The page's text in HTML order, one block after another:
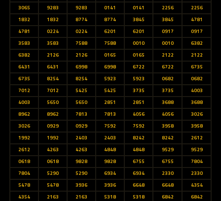
3065
9283 9283 0141 0141 2256
2256
1832
1832 8774 8774 3845 3845
4781
4781
0224 0224 6201 6201 0917
0917
3583
3583 7588 7588 0010 0010
6382
6382
2126 2126 0165 0165 2122
2122
6431
6431 6998 6998 6722 6722
6735
6735
8254 8254 5923 5923 0682
0682
7012
7012 5425 5425 3735 3735
4003
4003
5650 5650 2851 2851 3688
3688
8962
8962 7813 7813 4056 4056
3026
3026
0929 0929 7592 7592 3958
3958
1992
1992 2403 2403 8242 8242
2612
2612
4263 4263 4848 4848 9529
9529
0618
0618 9828 9828 6755 6755
7804
7804
5290 5290 6934 6934 2330
2330
5478
5478 3936 3936 6648 6648
4354
4354
2163 2163 5318 5318 6842
6842